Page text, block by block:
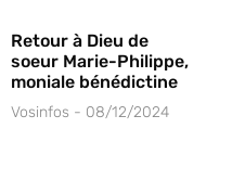
Retour à Dieu de
soeur Marie-Philippe,
moniale bénédictine
Vosinfos 08/12/2024